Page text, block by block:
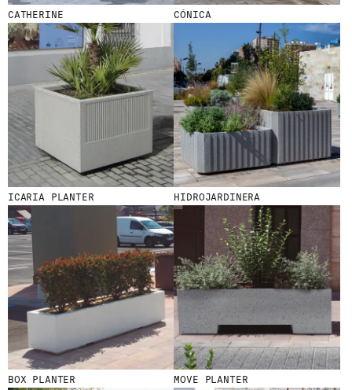
CATHERINE CÓNICA
ICARIA PLANTER HIDROJARDINERA
BOX PLANTER MOVE PLANTER
© 2026 ESCOFET 1886 S.A.